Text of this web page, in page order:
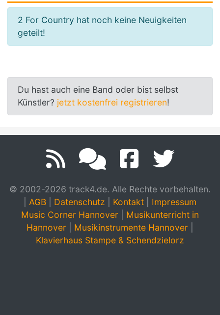
2 For Country hat noch keine Neuigkeiten
geteilt!
Du hast auch eine Band oder bist selbst
Künstler? jetzt kostenfrei registrieren!
© 2002-2026 track4.de. Alle Rechte vorbehalten.
AGB Datenschutz Kontakt
Impressum
Music Corner Hannover
Musikunterricht in
Hannover
Musikinstrumente Hannover
Klavierhaus Stampe & Schendzielorz